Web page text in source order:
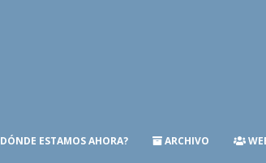
DÓNDE ESTAMOS AHORA? ARCHIVO